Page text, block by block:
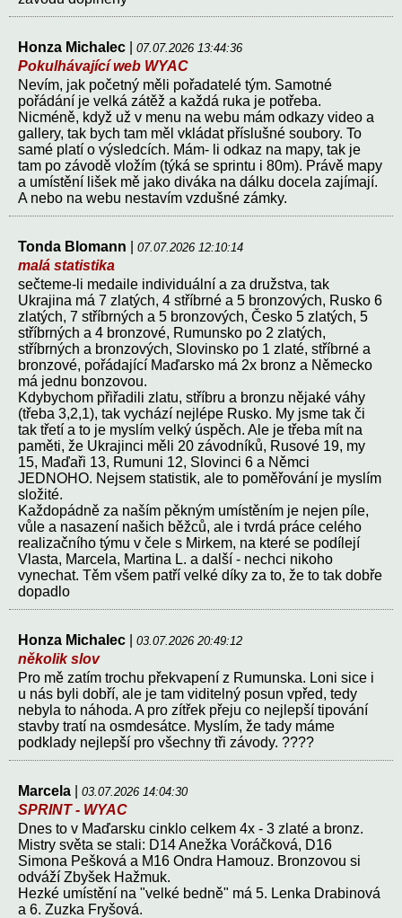
Honza Michalec 07.07.2026 13:44:36
Pokulhávající web WYAC
Nevím, jak početný měli pořadatelé tým. Samotné
pořádání je velká zátěž a každá ruka je potřeba.
Nicméně, když už v menu na webu mám odkazy video a
gallery, tak bych tam měl vkládat příslušné soubory. To
samé platí o výsledcích. Mám- li odkaz na mapy, tak je
tam po závodě vložím (týká se sprintu i 80m). Právě mapy
a umístění lišek mě jako diváka na dálku docela zajímají.
A nebo na webu nestavím vzdušné zámky.
Tonda Blomann 07.07.2026 12:10:14
malá statistika
sečteme-li medaile individuální a za družstva, tak
Ukrajina má 7 zlatých, 4 stříbrné a 5 bronzových, Rusko 6
zlatých, 7 stříbrných a 5 bronzových, Česko 5 zlatých, 5
stříbrných a 4 bronzové, Rumunsko po 2 zlatých,
stříbrných a bronzových, Slovinsko po 1 zlaté, stříbrné a
bronzové, pořádající Maďarsko má 2x bronz a Německo
má jednu bonzovou.
Kdybychom přiřadili zlatu, stříbru a bronzu nějaké váhy
(třeba 3,2,1), tak vychází nejlépe Rusko. My jsme tak či
tak třetí a to je myslím velký úspěch. Ale je třeba mít na
paměti, že Ukrajinci měli 20 závodníků, Rusové 19, my
15, Maďaři 13, Rumuni 12, Slovinci 6 a Němci
JEDNOHO. Nejsem statistik, ale to poměřování je myslím
složité.
Každopádně za naším pěkným umístěním je nejen píle,
vůle a nasazení našich běžců, ale i tvrdá práce celého
realizačního týmu v čele s Mirkem, na které se podílejí
Vlasta, Marcela, Martina L. a další - nechci nikoho
vynechat. Těm všem patří velké díky za to, že to tak dobře
dopadlo
Honza Michalec 03.07.2026 20:49:12
několik slov
Pro mě zatím trochu překvapení z Rumunska. Loni sice i
u nás byli dobří, ale je tam viditelný posun vpřed, tedy
nebyla to náhoda. A pro zítřek přeju co nejlepší tipování
stavby tratí na osmdesátce. Myslím, že tady máme
podklady nejlepší pro všechny tři závody. ????
Marcela 03.07.2026 14:04:30
SPRINT - WYAC
Dnes to v Maďarsku cinklo celkem 4x - 3 zlaté a bronz.
Mistry světa se stali: D14 Anežka Voráčková, D16
Simona Pešková a M16 Ondra Hamouz. Bronzovou si
odváží Zbyšek Hažmuk.
Hezké umístění na "velké bedně" má 5. Lenka Drabinová
a 6. Zuzka Fryšová.